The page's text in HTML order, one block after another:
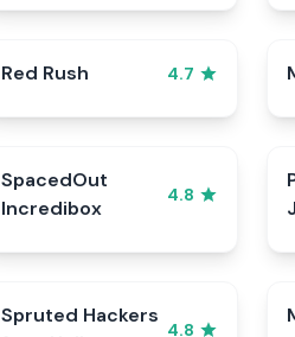
Red Rush 4.7
SpacedOut
Incredibox
4.8
Spruted Hackers
4.8